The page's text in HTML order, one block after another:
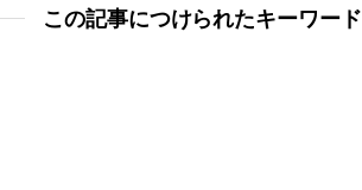
この記事につけられたキーワード